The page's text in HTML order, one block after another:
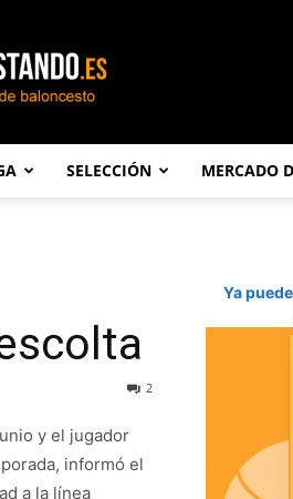
SELECCIÓN MERCADO
2
y el jugador
informó el
a la línea
Ya